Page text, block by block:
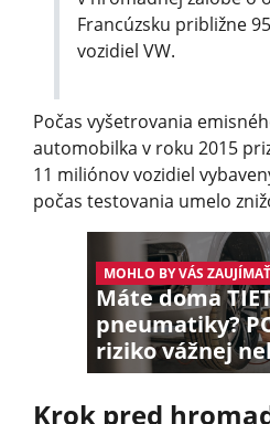
Francúzsku približne
vozidiel VW.
Počas vyšetrovania
automobilka v roku 2015
11 miliónov vozidiel
počas testovania umelo
MOHLO BY VÁS ZAUJÍMAŤ
Máte doma
pneumatiky?
riziko vážnej
Krok pred